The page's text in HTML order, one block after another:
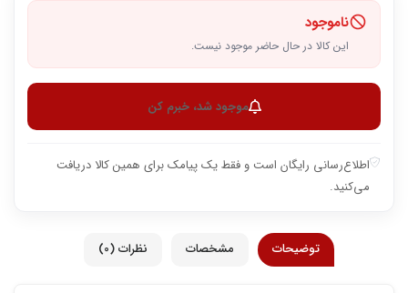
ناموجود
این کالا در حال حاضر موجود نیست.
موجود شد، خبرم کن
اطلاع‌رسانی رایگان است و فقط یک پیامک برای همین کالا دریافت
می‌کنید.
توضیحات مشخصات نظرات (0)